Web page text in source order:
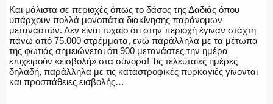
ΕΝΟΠΛΕΣ ΔΥΝΑΜΕΙΣ
ΕΚΑΒ
Και μάλιστα σε περιοχές όπως το δάσος της Δαδιάς όπου
υπάρχουν πολλά μονοπάτια διακίνησης παράνομων
μεταναστών. Δεν είναι τυχαίο ότι στην περιοχή έγιναν στάχτη
πάνω από 75.000 στρέμματα, ενώ παράλληλα με τα μέτωπα
της φωτιάς σημειώνεται ότι 900 μετανάστες την ημέρα
επιχειρούν «εισβολή» στα σύνορα! Τις τελευταίες ημέρες
δηλαδή, παράλληλα με τις καταστροφικές πυρκαγιές γίνονται
και προσπάθειες εισβολής…